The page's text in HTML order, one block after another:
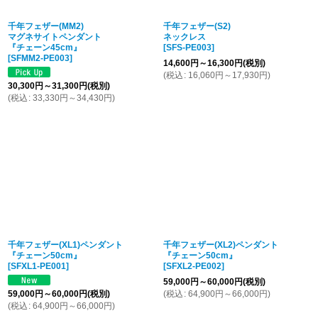
千年フェザー(MM2)
マグネサイトペンダント
『チェーン45cm』
[SFMM2-PE003]
30,300円 ～31,300円(税別)
(税込 : 33,330円 ～34,430円)
千年フェザー(S2)
ネックレス
[SFS-PE003]
14,600円 ～16,300円(税別)
(税込 : 16,060円 ～17,930円)
千年フェザー(XL1)ペンダント
『チェーン50cm』
[SFXL1-PE001]
59,000円 ～60,000円(税別)
(税込 : 64,900円 ～66,000円)
千年フェザー(XL2)ペンダント
『チェーン50cm』
[SFXL2-PE002]
59,000円 ～60,000円(税別)
(税込 : 64,900円 ～66,000円)